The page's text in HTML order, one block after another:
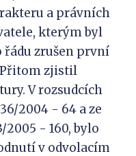
a právních
kterým byl
řádu zrušen první
Přitom zjistil
V rozsudcích
36/2004 - 64 a ze
2005 - 160, bylo
v odvolacím